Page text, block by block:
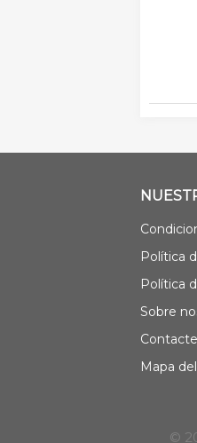
Política
Política
Sobre
Mapa
©